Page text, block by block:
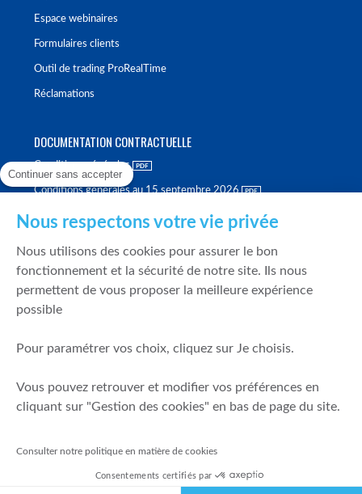
Espace webinaires
Formulaires clients
Outil de trading ProRealTime
Réclamations
DOCUMENTATION CONTRACTUELLE
Conditions générales
Conditions générales au 15 septembre 2026
Politique de meilleure sélection
Politique de durabilité
Fonds de garantie des dépôts et de résolution
Mentions légales
Prévention de la fraude
Politique de gestion des conflits d'intérêts
Continuer sans accepter
Nous respectons votre vie privée
Nous utilisons des cookies pour assurer le bon
fonctionnement et la sécurité de notre site. Ils nous
permettent de vous proposer la meilleure expérience
possible
Pour paramétrer vos choix, cliquez sur Je choisis.
Vous pouvez retrouver et modifier vos préférences en
cliquant sur "Gestion des cookies" en bas de page du site.
Consulter notre politique en matière de cookies
Consentements certifiés par